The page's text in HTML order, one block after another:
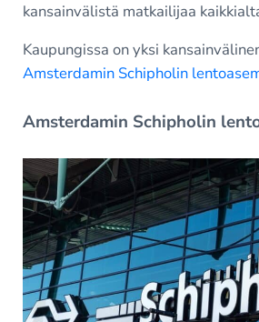
kansainvälistä matkailijaa
Kaupungissa on yksi
Amsterdamin Schipholin
Amsterdamin Schipholin